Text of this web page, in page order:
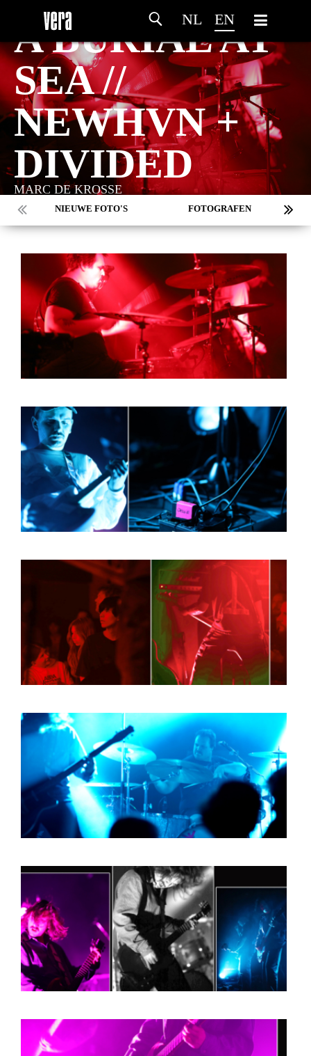
NL EN
SATURDAY 9 MAY - 2026
A BURIAL AT
SEA //
NEWHVN +
DIVIDED
MARC DE KROSSE
NIEUWE FOTO'S FOTOGRAFEN
MARC DE KROSSE
MISCHA VEENEMA
JEROEN DEKKER
BOB DE VRIES
RICHARD POSTMA
SASKIA LUDDEN
ANNA HIEP
MARTSEN HUT
ARSEN TSKHAY
ERYN BOSMA
ESTHER
ELINE KAMMINGA
KAREN SAAMAN
ARNOUD HEIKENS